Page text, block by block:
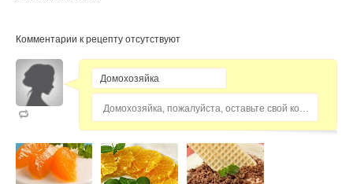
Комментарии к рецепту отсутствуют
Домохозяйка, пожалуйста, оставьте свой комментарий...